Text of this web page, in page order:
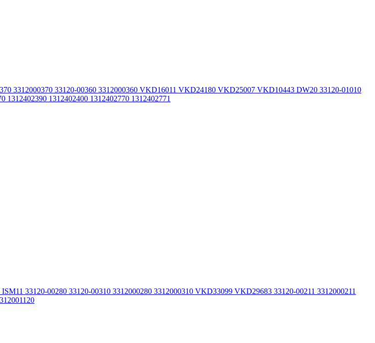
3312000370 33120-00360 3312000360 VKD16011 VKD24180 VKD25007 VKD10443 DW20 33120-01010
1312402400 1312402770 1312402771
33120-00280 33120-00310 3312000280 3312000310 VKD33099 VKD29683 33120-00211 3312000211